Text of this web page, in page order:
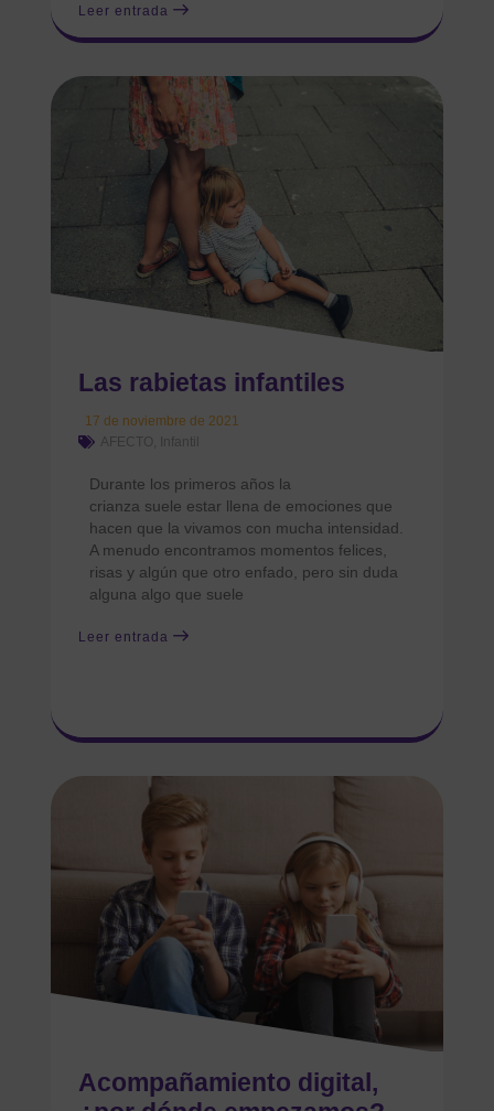
Leer entrada
Las rabietas infantiles
17 de noviembre de 2021
AFECTO
Infantil
Durante los primeros años la
crianza suele estar llena de emociones que
hacen que la vivamos con mucha intensidad.
A menudo encontramos momentos felices,
risas y algún que otro enfado, pero sin duda
alguna algo que suele
Leer entrada
Acompañamiento digital,